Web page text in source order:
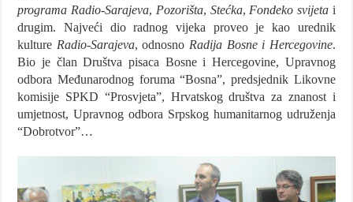
programa Radio-Sarajeva, Pozorišta, Stećka, Fondeko svijeta i
drugim. Najveći dio radnog vijeka proveo je kao urednik
kulture Radio-Sarajeva, odnosno Radija Bosne i Hercegovine.
Bio je član Društva pisaca Bosne i Hercegovine, Upravnog
odbora Međunarodnog foruma “Bosna”, predsjednik Likovne
komisije SPKD “Prosvjeta”, Hrvatskog društva za znanost i
umjetnost, Upravnog odbora Srpskog humanitarnog udruženja
“Dobrotvor”…